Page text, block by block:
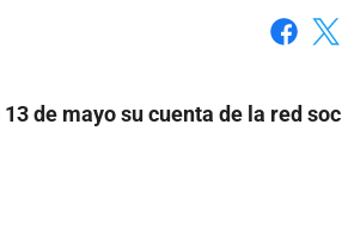
de mayo su cuenta de la red